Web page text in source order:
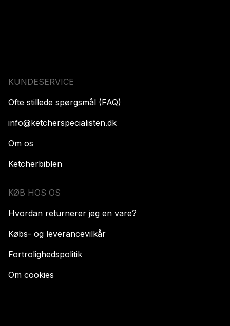
KUNDESERVICE
Ofte stillede spørgsmål (FAQ)
info@ketcherspecialisten.dk
Om os
Ketcherbiblen
KØB HOS OS
Hvordan returnerer jeg en vare?
Købs- og leverancevilkår
Fortrolighedspolitik
Om cookies